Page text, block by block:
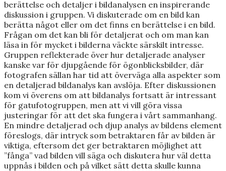
berättelse och detaljer i bildanalysen en inspirerande
diskussion i gruppen. Vi diskuterade om en bild kan
berätta något eller om det finns en berättelse i en bild.
Frågan om det kan bli för detaljerat och om man kan
läsa in för mycket i bilderna väckte särskilt intresse.
Gruppen reflekterade över hur detaljerade analyser
kanske var för djupgående för ögonblicksbilder, där
fotografen sällan har tid att överväga alla aspekter som
en detaljerad bildanalys kan avslöja. Efter diskussionen
kom vi överens om att bildanalys fortsatt är intressant
för gatufotogruppen, men att vi vill göra vissa
justeringar för att det ska fungera i vårt sammanhang.
En mindre detaljerad och djup analys av bildens element
föreslogs, där intryck som betraktaren får av bilden är
viktiga, eftersom det ger betraktaren möjlighet att
”fånga” vad bilden vill säga och diskutera hur väl detta
uppnås i bilden och på vilket sätt detta skulle kunna